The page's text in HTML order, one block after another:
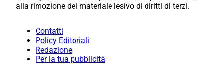
alla rimozione del materiale lesivo di diritti di terzi.
Contatti
Policy Editoriali
Redazione
Per la tua pubblicità